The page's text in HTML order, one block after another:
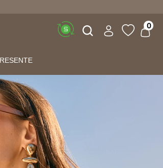
Buscar 0